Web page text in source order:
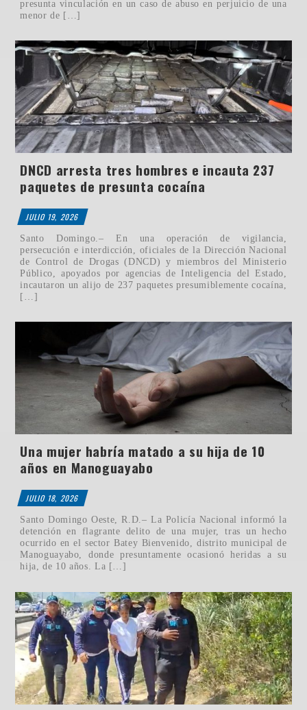
presunta vinculación en un caso de abuso en perjuicio de una
menor de […]
DNCD arresta tres hombres e incauta 237
paquetes de presunta cocaína
JULIO 19, 2026
Santo Domingo.– En una operación de vigilancia,
persecución e interdicción, oficiales de la Dirección Nacional
de Control de Drogas (DNCD) y miembros del Ministerio
Público, apoyados por agencias de Inteligencia del Estado,
incautaron un alijo de 237 paquetes presumiblemente cocaína,
[…]
Una mujer habría matado a su hija de 10
años en Manoguayabo
JULIO 18, 2026
Santo Domingo Oeste, R.D.– La Policía Nacional informó la
detención en flagrante delito de una mujer, tras un hecho
ocurrido en el sector Batey Bienvenido, distrito municipal de
Manoguayabo, donde presuntamente ocasionó heridas a su
hija, de 10 años. La […]